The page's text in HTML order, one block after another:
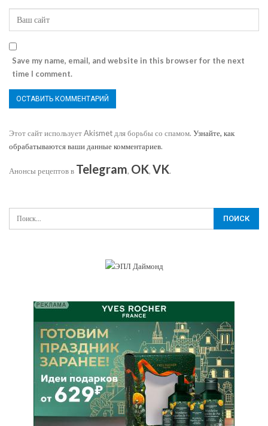
Save my name, email, and website in this browser for the next
time I comment.
Этот сайт использует Akismet для борьбы со спамом. Узнайте, как
обрабатываются ваши данные комментариев.
Анонсы рецептов в Telegram, OK, VK.